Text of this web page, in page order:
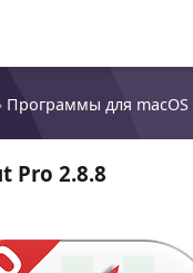
Программы для macOS
Pro 2.8.8